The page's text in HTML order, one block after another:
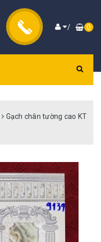
/ 0
Gạch chân tường cao KT